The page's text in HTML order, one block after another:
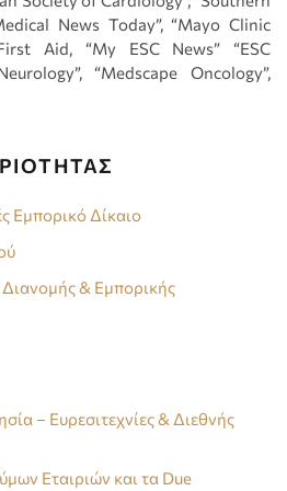
News Today”, “Mayo Clinic
Aid, “My ESC News” “ESC
“Medscape Oncology”,
Εμπορικό Δίκαιο
Διανομής & Εμπορικής
– Ευρεσιτεχνίες & Διεθνής
Εταιριών και τα Due